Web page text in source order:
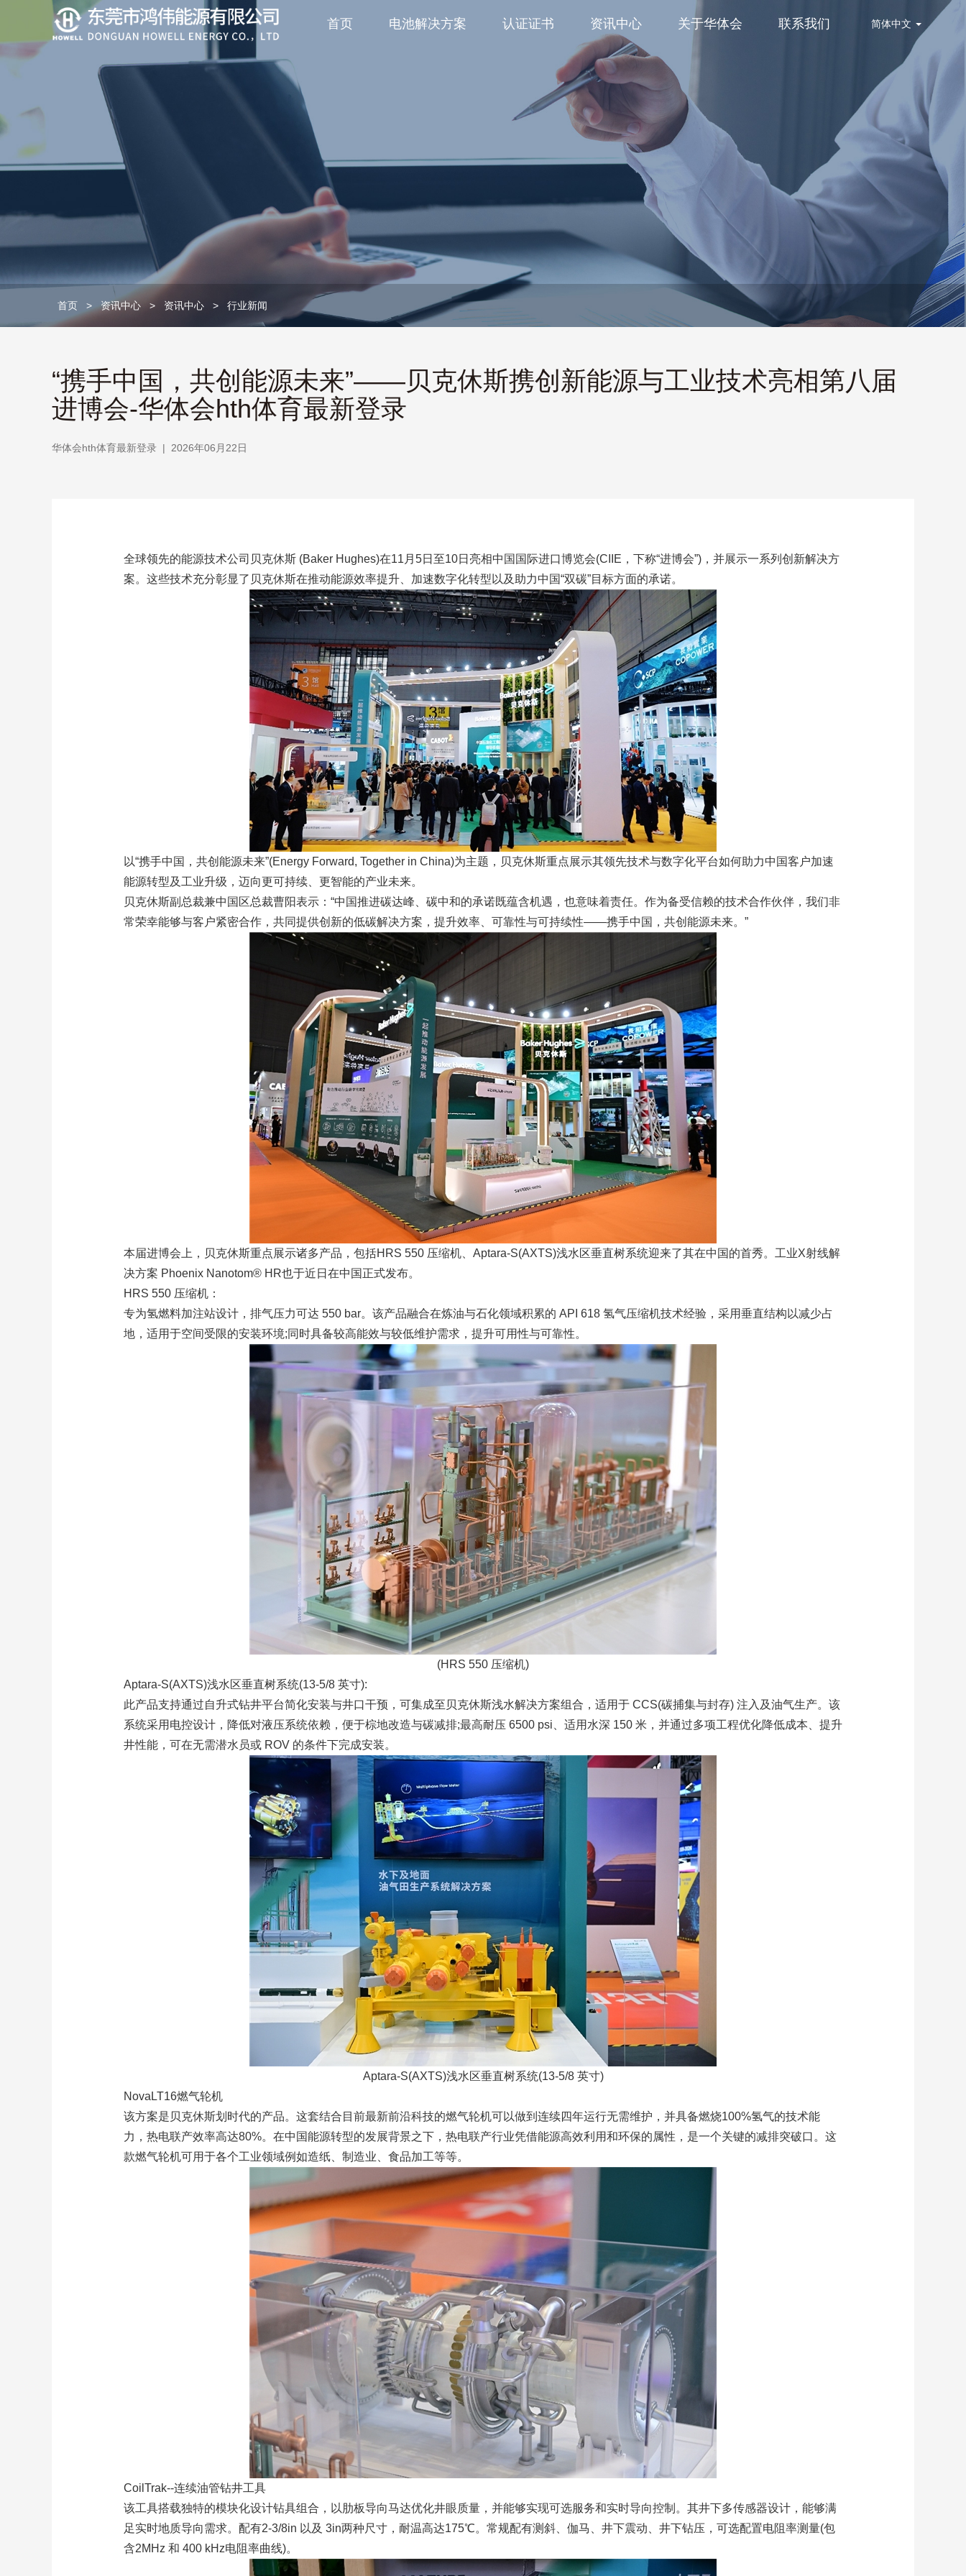
首页 电池解决方案 认证证书 资讯中心 关于华体会 联系我们 简体中文
首页 > 资讯中心 > 资讯中心 > 行业新闻
“携手中国，共创能源未来”——贝克休斯携创新能源与工业技术亮相第八届
进博会-华体会hth体育最新登录
华体会hth体育最新登录 | 2026年06月22日
全球领先的能源技术公司贝克休斯 (Baker Hughes)在11月5日至10日亮相中国国际进口博览会(CIIE，下称“进博会”)，并展示一系列创新解决方
案。这些技术充分彰显了贝克休斯在推动能源效率提升、加速数字化转型以及助力中国“双碳”目标方面的承诺。
以“携手中国，共创能源未来”(Energy Forward, Together in China)为主题，贝克休斯重点展示其领先技术与数字化平台如何助力中国客户加速
能源转型及工业升级，迈向更可持续、更智能的产业未来。
贝克休斯副总裁兼中国区总裁曹阳表示：“中国推进碳达峰、碳中和的承诺既蕴含机遇，也意味着责任。作为备受信赖的技术合作伙伴，我们非
常荣幸能够与客户紧密合作，共同提供创新的低碳解决方案，提升效率、可靠性与可持续性——携手中国，共创能源未来。”
本届进博会上，贝克休斯重点展示诸多产品，包括HRS 550 压缩机、Aptara-S(AXTS)浅水区垂直树系统迎来了其在中国的首秀。工业X射线解
决方案 Phoenix Nanotom® HR也于近日在中国正式发布。
HRS 550 压缩机：
专为氢燃料加注站设计，排气压力可达 550 bar。该产品融合在炼油与石化领域积累的 API 618 氢气压缩机技术经验，采用垂直结构以减少占
地，适用于空间受限的安装环境;同时具备较高能效与较低维护需求，提升可用性与可靠性。
(HRS 550 压缩机)
Aptara-S(AXTS)浅水区垂直树系统(13-5/8 英寸):
此产品支持通过自升式钻井平台简化安装与井口干预，可集成至贝克休斯浅水解决方案组合，适用于 CCS(碳捕集与封存) 注入及油气生产。该
系统采用电控设计，降低对液压系统依赖，便于棕地改造与碳减排;最高耐压 6500 psi、适用水深 150 米，并通过多项工程优化降低成本、提升
井性能，可在无需潜水员或 ROV 的条件下完成安装。
Aptara-S(AXTS)浅水区垂直树系统(13-5/8 英寸)
NovaLT16燃气轮机
该方案是贝克休斯划时代的产品。这套结合目前最新前沿科技的燃气轮机可以做到连续四年运行无需维护，并具备燃烧100%氢气的技术能
力，热电联产效率高达80%。在中国能源转型的发展背景之下，热电联产行业凭借能源高效利用和环保的属性，是一个关键的减排突破口。这
款燃气轮机可用于各个工业领域例如造纸、制造业、食品加工等等。
CoilTrak--连续油管钻井工具
该工具搭载独特的模块化设计钻具组合，以肋板导向马达优化井眼质量，并能够实现可选服务和实时导向控制。其井下多传感器设计，能够满
足实时地质导向需求。配有2-3/8in 以及 3in两种尺寸，耐温高达175℃。常规配有测斜、伽马、井下震动、井下钻压，可选配置电阻率测量(包
含2MHz 和 400 kHz电阻率曲线)。